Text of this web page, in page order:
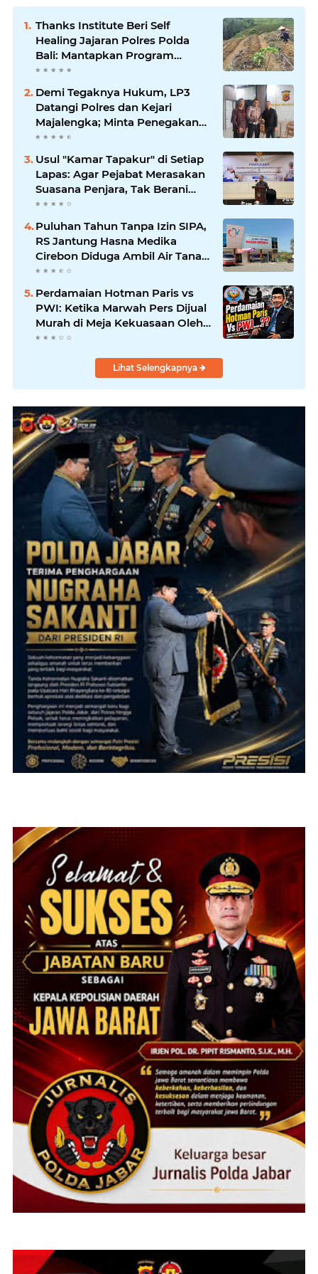
Thanks Institute Beri Self
Healing Jajaran Polres Polda
Bali: Mantapkan Program
Unggulan Kapolda
Demi Tegaknya Hukum, LP3
Datangi Polres dan Kejari
Majalengka; Minta Penegakan
Proporsional: Restoratif untuk
Oknum
Usul "Kamar Tapakur" di Setiap
Lapas: Agar Pejabat Merasakan
Suasana Penjara, Tak Berani
Korupsi dan Menyalahgunakan
Puluhan Tahun Tanpa Izin SIPA,
RS Jantung Hasna Medika
Cirebon Diduga Ambil Air Tanah
Secara Ilegal; Advokat Kirim
Perdamaian Hotman Paris vs
PWI: Ketika Marwah Pers Dijual
Murah di Meja Kekuasaan Oleh:
Aceng Syamsul Hadie (ASH)"
Lihat Selengkapnya